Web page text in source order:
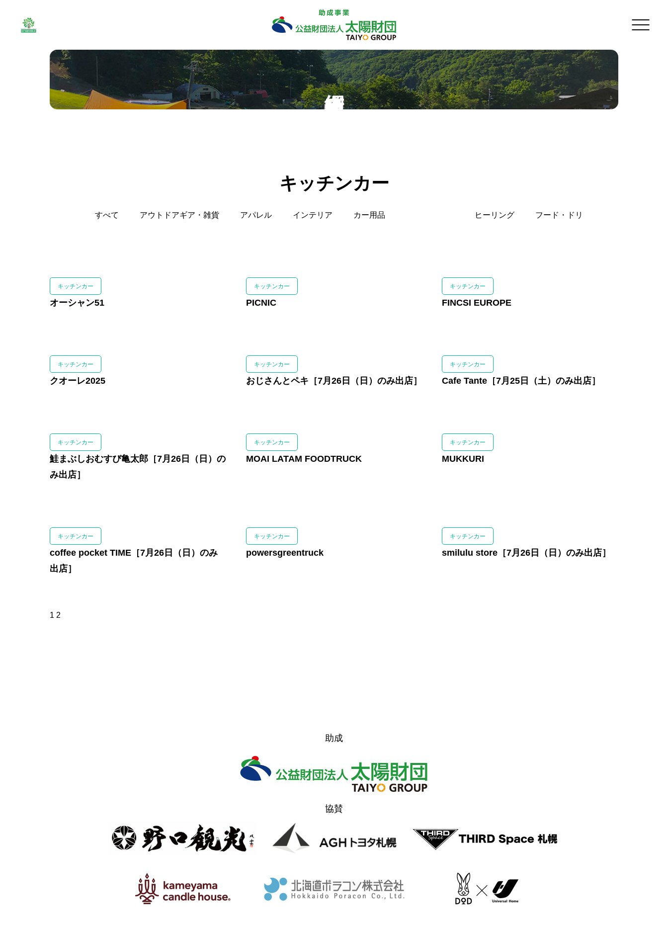
出店者紹介
お問い合わせ
ステージ情報
キッチンカー
キッチンカー
オーシャン51
キッチンカー
PICNIC
キッチンカー
FINCSI EUROPE
キッチンカー
クオーレ2025
キッチンカー
おじさんとペキ［7月26日（日）のみ出店］
キッチンカー
Cafe Tante［7月25日（土）のみ出店］
キッチンカー
鮭まぶしおむすび亀太郎［7月26日（日）の
み出店］
キッチンカー
MOAI LATAM FOODTRUCK
キッチンカー
MUKKURI
キッチンカー
coffee pocket TIME［7月26日（日）のみ
出店］
キッチンカー
powersgreentruck
キッチンカー
smilulu store［7月26日（日）のみ出店］
1 2
助成
協賛